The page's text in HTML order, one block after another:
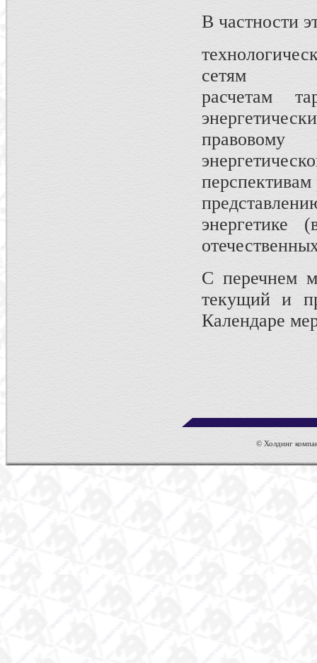
В частности
сетям
расчетам
правовому
перспективам
энергетике
С перечнем
текущий и
Календаре
© Холдинг